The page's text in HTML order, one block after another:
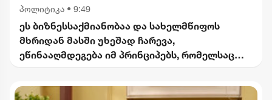
პოლიტიკა • 9:49
ეს ბიზნესსაქმიანობაა და სახელმწიფოს
მხრიდან მასში უხეშად ჩარევა,
ეწინააღმდეგება იმ პრინციპებს, რომელსაც
"ინტერრაოს" დასანქცირებაზე